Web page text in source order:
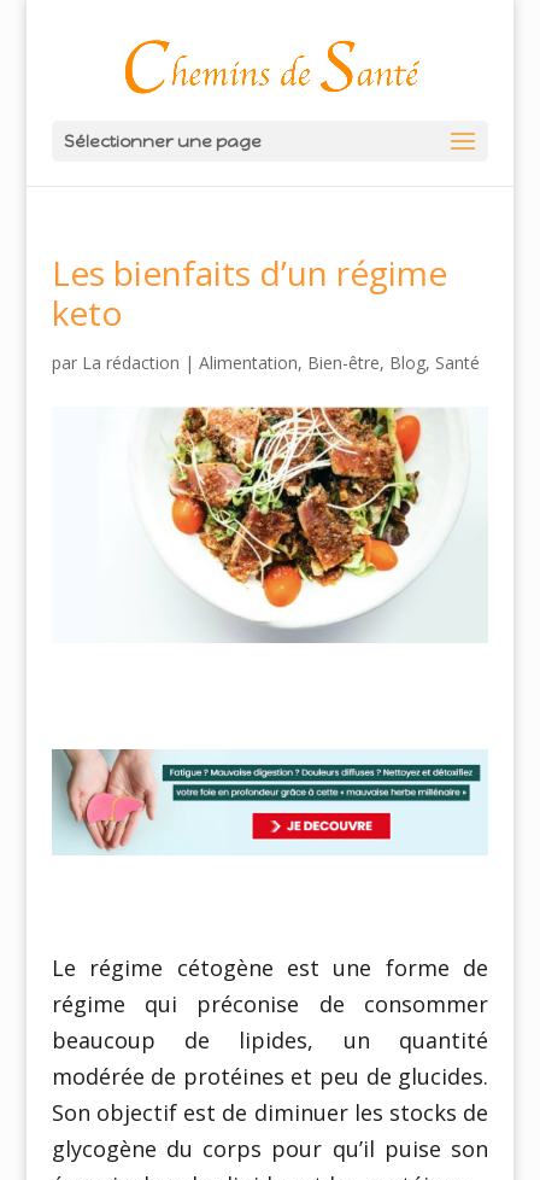
Sélectionner une page
Les bienfaits d’un régime
keto
par La rédaction | Alimentation, Bien-être, Blog, Santé
Le régime cétogène est une forme de
régime qui préconise de consommer
beaucoup de lipides, un quantité
modérée de protéines et peu de glucides.
Son objectif est de diminuer les stocks de
glycogène du corps pour qu’il puise son